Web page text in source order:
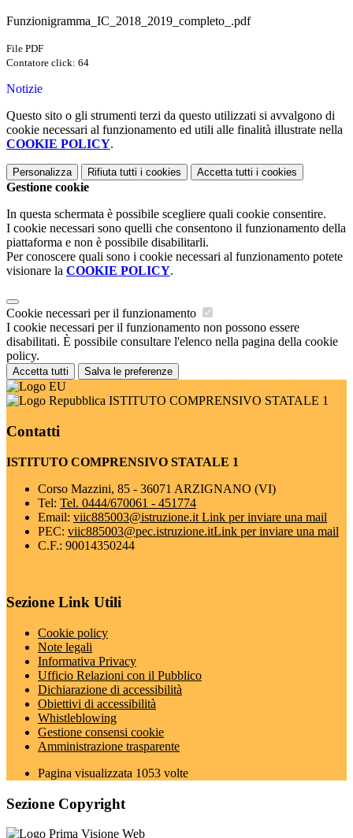
Funzionigramma_IC_2018_2019_completo_.pdf
File PDF
Contatore click: 64
Notizie
Questo sito o gli strumenti terzi da questo utilizzati si avvalgono di
cookie necessari al funzionamento ed utili alle finalità illustrate nella
COOKIE POLICY.
Personalizza Rifiuta tutti i cookies Accetta tutti i cookies
Gestione cookie
In questa schermata è possibile scegliere quali cookie consentire.
I cookie necessari sono quelli che consentono il funzionamento della
piattaforma e non è possibile disabilitarli.
Per conoscere quali sono i cookie necessari al funzionamento potete
visionare la COOKIE POLICY.
Cookie necessari per il funzionamento
I cookie necessari per il funzionamento non possono essere
disabilitati. È possibile consultare l'elenco nella pagina della cookie
policy.
Accetta tutti Salva le preferenze
ISTITUTO COMPRENSIVO STATALE 1
Contatti
ISTITUTO COMPRENSIVO STATALE 1
Corso Mazzini, 85 - 36071 ARZIGNANO (VI)
Tel: Tel. 0444/670061 - 451774
Email: viic885003@istruzione.it Link per inviare una mail
PEC: viic885003@pec.istruzione.itLink per inviare una mail
C.F.: 90014350244
Sezione Link Utili
Cookie policy
Note legali
Informativa Privacy
Ufficio Relazioni con il Pubblico
Dichiarazione di accessibilità
Obiettivi di accessibilità
Whistleblowing
Gestione consensi cookie
Amministrazione trasparente
Pagina visualizzata 1053 volte
Sezione Copyright